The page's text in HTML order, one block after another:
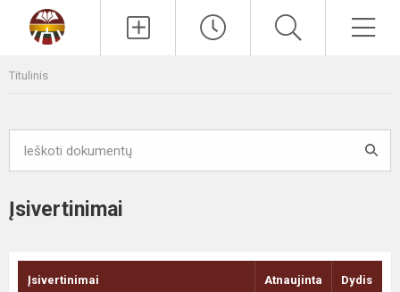
Titulinis
Įsivertinimai
Įsivertinimai Atnaujinta Dydis